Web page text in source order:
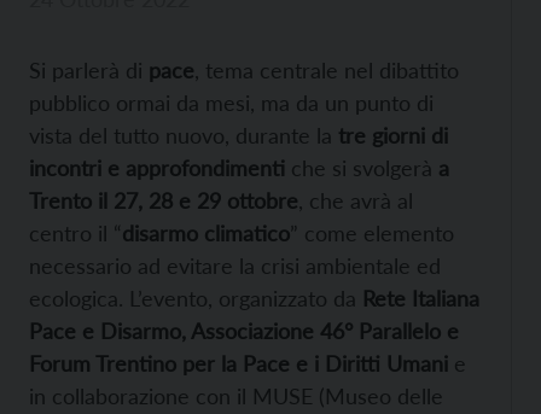
Si parlerà di pace , tema centrale nel dibattito
pubblico ormai da mesi, ma da un punto di
vista del tutto nuovo, durante la tre giorni di
incontri e approfondimenti che si svolgerà a
Trento il 27, 28 e 29 ottobre , che avrà al
centro il “disarmo climatico” come elemento
necessario ad evitare la crisi ambientale ed
ecologica. L’evento, organizzato da Rete Italiana
Pace e Disarmo, Associazione 46° Parallelo e
Forum Trentino per la Pace e i Diritti Umani e
in collaborazione con il MUSE (Museo delle